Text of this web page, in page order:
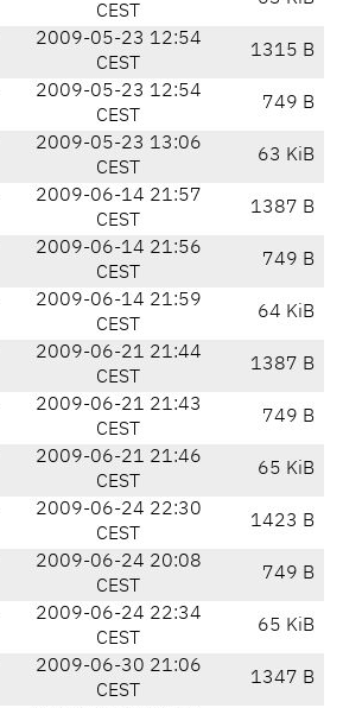
CEST
2009-05-23 12:54
CEST
1315 B
2009-05-23 12:54
CEST
749 B
2009-05-23 13:06
CEST
63 KiB
2009-06-14 21:57
CEST
1387 B
2009-06-14 21:56
CEST
749 B
2009-06-14 21:59
CEST
64 KiB
2009-06-21 21:44
CEST
1387 B
2009-06-21 21:43
CEST
749 B
2009-06-21 21:46
CEST
65 KiB
2009-06-24 22:30
CEST
1423 B
2009-06-24 20:08
CEST
749 B
2009-06-24 22:34
CEST
65 KiB
2009-06-30 21:06
CEST
1347 B